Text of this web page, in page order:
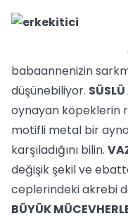
babaannenizin
düşünebiliyor.
oynayan köpeklerin
motifli metal bir
karşıladığını bilin.
değişik şekil ve
ceplerindeki akrebi
BÜYÜK